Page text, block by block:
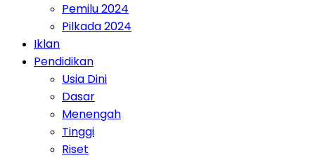
Pemilu 2024
Pilkada 2024
Iklan
Pendidikan
Usia Dini
Dasar
Menengah
Tinggi
Riset